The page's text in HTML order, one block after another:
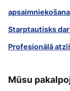
apsaimniekošana
Starptautisks
Profesionālā
Mūsu